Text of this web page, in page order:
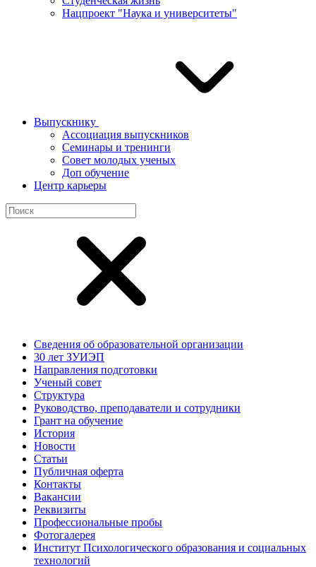
Нацпроект "Наука и университеты"
Выпускнику
Ассоциация выпускников
Семинары и тренинги
Совет молодых ученых
Доп обучение
Центр карьеры
Сведения об образовательной организации
30 лет ЗУИЭП
Направления подготовки
Ученый совет
Структура
Руководство, преподаватели и сотрудники
Грант на обучение
История
Новости
Статьи
Публичная оферта
Контакты
Вакансии
Реквизиты
Профессиональные пробы
Фотогалерея
Институт Психологического образования и социальных
технологий